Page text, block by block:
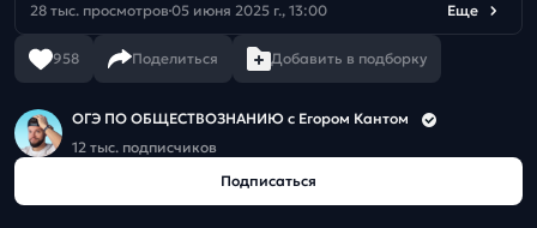
28 тыс. просмотров 05 июня 2025 г., 13:00 Еще
958 Поделиться Добавить в подборку
ОГЭ ПО ОБЩЕСТВОЗНАНИЮ c Егором Кантом
12 тыс. подписчиков
Подписаться